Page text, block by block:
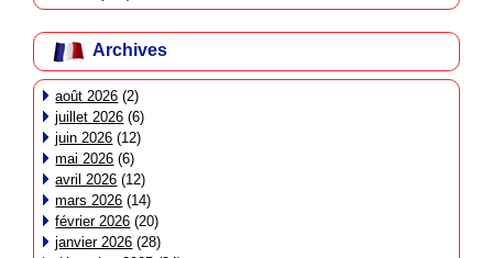
Archives
août 2026 (2)
juillet 2026 (6)
juin 2026 (12)
mai 2026 (6)
avril 2026 (12)
mars 2026 (14)
février 2026 (20)
janvier 2026 (28)